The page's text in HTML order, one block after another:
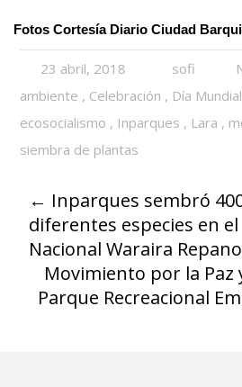
Fotos Cortesía Diario Ciudad
23 abril, 2018 sofi
ambiente , Celebración , Día
ecosocialismo , Inparques , Lara ,
siembra de plantas
← Inparques sembró
diferentes especies en
Nacional Waraira Repano
Movimiento por la Paz
Parque Recreacional